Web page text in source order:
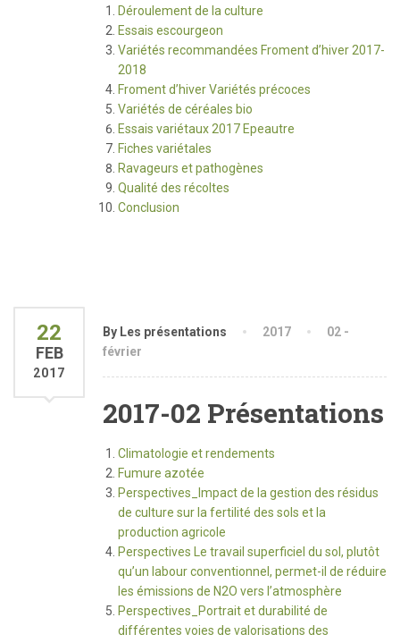
Déroulement de la culture
Essais escourgeon
Variétés recommandées Froment d’hiver 2017-
2018
Froment d’hiver Variétés précoces
Variétés de céréales bio
Essais variétaux 2017 Epeautre
Fiches variétales
Ravageurs et pathogènes
Qualité des récoltes
Conclusion
22
FEB
2017
By Les présentations 2017
02 -
février
2017-02 Présentations
Climatologie et rendements
Fumure azotée
Perspectives_Impact de la gestion des résidus
de culture sur la fertilité des sols et la
production agricole
Perspectives Le travail superficiel du sol, plutôt
qu’un labour conventionnel, permet-il de réduire
les émissions de N2O vers l’atmosphère
Perspectives_Portrait et durabilité de
différentes voies de valorisations des